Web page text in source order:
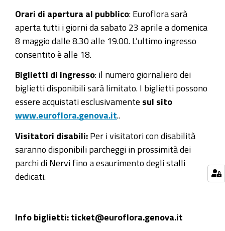
Orari di apertura al pubblico: Euroflora sarà
aperta tutti i giorni da sabato 23 aprile a domenica
8 maggio dalle 8.30 alle 19.00. L’ultimo ingresso
consentito è alle 18.
Biglietti di ingresso: il numero giornaliero dei
biglietti disponibili sarà limitato. I biglietti possono
essere acquistati esclusivamente sul sito
www.euroflora.genova.it
Visitatori disabili: Per i visitatori con disabilità
saranno disponibili parcheggi in prossimità dei
parchi di Nervi fino a esaurimento degli stalli
dedicati.
Info biglietti: ticket@euroflora.genova.it